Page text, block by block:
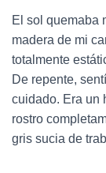
El sol quemaba
madera de mi
totalmente
De repente,
cuidado. Era un
rostro
gris sucia de